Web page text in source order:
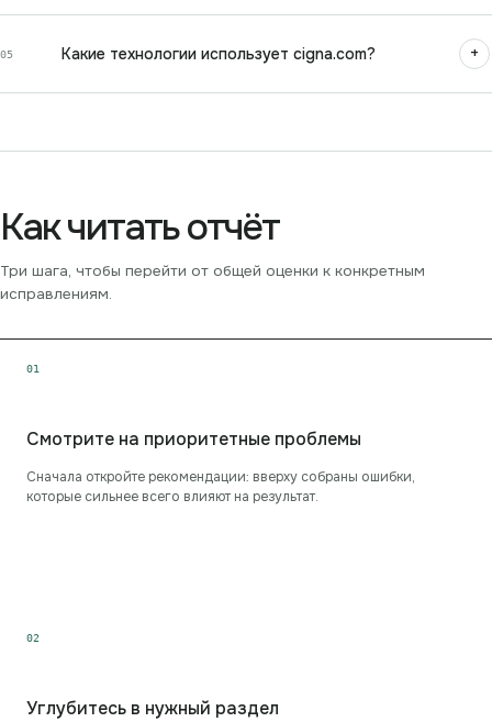
05 Какие технологии использует cigna.com? +
Как читать отчёт
Три шага, чтобы перейти от общей оценки к конкретным
исправлениям.
01
Смотрите на приоритетные проблемы
Сначала откройте рекомендации: вверху собраны ошибки,
которые сильнее всего влияют на результат.
02
Углубитесь в нужный раздел